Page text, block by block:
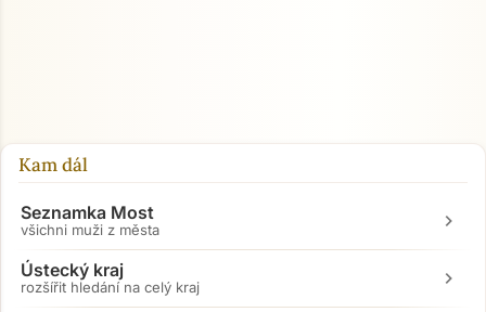
Kam dál
Seznamka Most
všichni muži z města chevron_right
Ústecký kraj
rozšířit hledání na celý kraj chevron_right